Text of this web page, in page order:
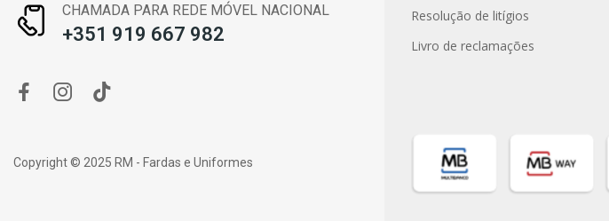
CHAMADA PARA REDE MÓVEL NACIONAL
+351 919 667 982
Resolução de litígios
Livro de reclamações
Copyright © 2025 RM - Fardas e Uniformes